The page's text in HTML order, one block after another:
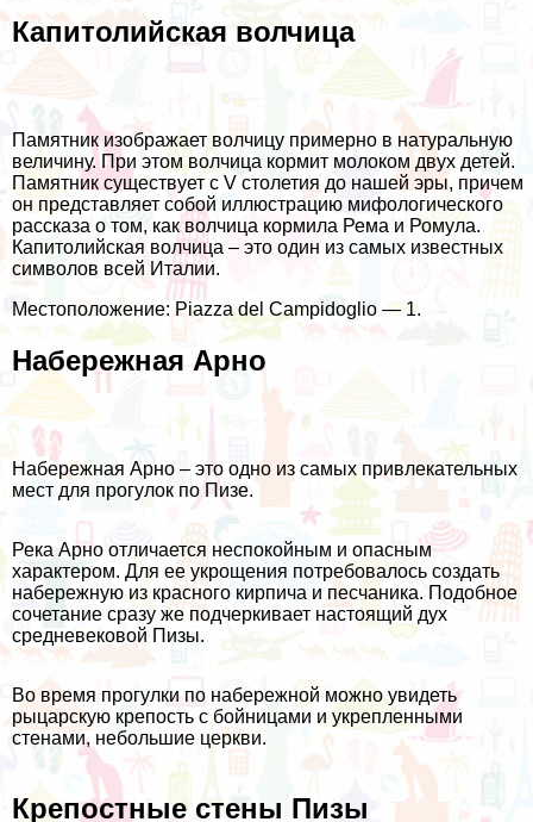
Капитолийская волчица
Памятник изображает волчицу примерно в натуральную
величину. При этом волчица кормит молоком двух детей.
Памятник существует с V столетия до нашей эры, причем
он представляет собой иллюстрацию мифологического
рассказа о том, как волчица кормила Рема и Ромула.
Капитолийская волчица – это один из самых известных
символов всей Италии.
Местоположение: Piazza del Campidoglio — 1.
Набережная Арно
Набережная Арно – это одно из самых привлекательных
мест для прогулок по Пизе.
Река Арно отличается неспокойным и опасным
характером. Для ее укрощения потребовалось создать
набережную из красного кирпича и песчаника. Подобное
сочетание сразу же подчеркивает настоящий дух
средневековой Пизы.
Во время прогулки по набережной можно увидеть
рыцарскую крепость с бойницами и укрепленными
стенами, небольшие церкви.
Крепостные стены Пизы